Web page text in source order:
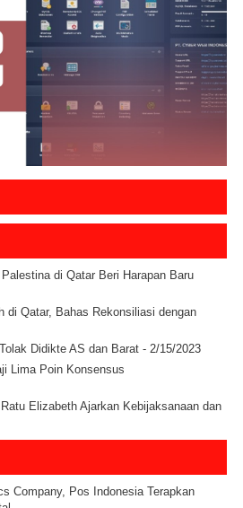
di Qatar Beri Harapan Baru
di Qatar, Bahas Rekonsiliasi dengan
Didikte AS dan Barat - 2/15/2023
Lima Poin Konsensus
Elizabeth Ajarkan Kebijaksanaan dan
Company, Pos Indonesia Terapkan